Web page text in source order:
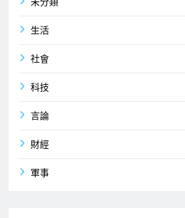
生活
社會
科技
言論
財經
軍事